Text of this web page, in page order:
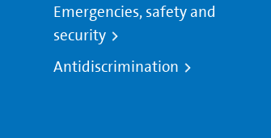
Emergencies, safety and
security
Antidiscrimination